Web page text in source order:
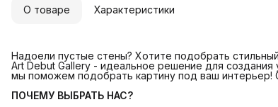
О товаре Характеристики
Надоели пустые стены? Хотите подобрать
Art Debut Gallery - идеальное решение для
мы поможем подобрать картину под ваш
ПОЧЕМУ ВЫБРАТЬ НАС?